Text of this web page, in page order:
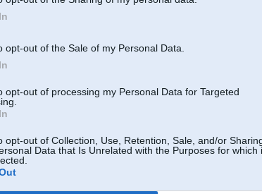
opt-out of the Sale of my Personal Data.
opt-out of processing my Personal Data for Targeted
opt-out of Collection, Use, Retention, Sale, and/or
Data that Is Unrelated with the Purposes for which
stāstu
vajadzības gadījumā bildi aizsūtīšu, kādu tieši vajag "garāku"